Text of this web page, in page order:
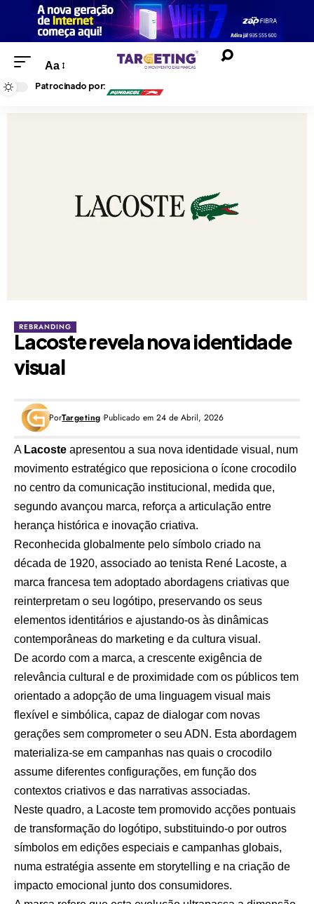
Aa
Patrocinado por:
REBRANDING
Lacoste revela nova identidade
visual
PorTargeting Publicado em 24 de Abril, 2026
A Lacoste apresentou a sua nova identidade visual, num
movimento estratégico que reposiciona o ícone crocodilo
no centro da comunicação institucional, medida que,
segundo avançou marca, reforça a articulação entre
herança histórica e inovação criativa.
Reconhecida globalmente pelo símbolo criado na
década de 1920, associado ao tenista René Lacoste, a
marca francesa tem adoptado abordagens criativas que
reinterpretam o seu logótipo, preservando os seus
elementos identitários e ajustando-os às dinâmicas
contemporâneas do marketing e da cultura visual.
De acordo com a marca, a crescente exigência de
relevância cultural e de proximidade com os públicos tem
orientado a adopção de uma linguagem visual mais
flexível e simbólica, capaz de dialogar com novas
gerações sem comprometer o seu ADN. Esta abordagem
materializa-se em campanhas nas quais o crocodilo
assume diferentes configurações, em função dos
contextos criativos e das narrativas associadas.
Neste quadro, a Lacoste tem promovido acções pontuais
de transformação do logótipo, substituindo-o por outros
símbolos em edições especiais e campanhas globais,
numa estratégia assente em storytelling e na criação de
impacto emocional junto dos consumidores.